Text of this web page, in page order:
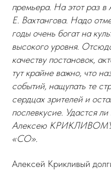
премьера. На этот раз
Е. Вахтангова. Надо
годы очень богат на
высокого уровня.
качеству постановок,
тут крайне важно, что
событий, нащупать те
сердцах зрителей и
послевкусие. Удастся
Алексею КРИКЛИВОМУ?
«СО».
Алексей Крикливый